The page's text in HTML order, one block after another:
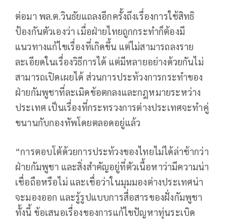
ต่อมา พล.ต.วินธัยแถลงอีกครั้งถึงเรื่องการใช้สิทธิ
ป้องกันตัวเองว่า เมื่อฝ่ายไทยถูกกระทำก็ต้องมี
แนวทางแก้ไขเรื่องที่เกิดขึ้น แต่ไม่สามารถลงราย
ละเอียดในเรื่องวิธีการได้ แต่มีหลายอย่างด้วยกันไม่
สามารถเปิดเผยได้ ส่วนการประท้วงการกระทำของ
ฝ่ายกัมพูชาที่ละเมิดข้อตกลงและกฎหมายระหว่าง
ประเทศ เป็นเรื่องที่กระทรวงการต่างประเทศจะทำคู่
ขนานกับกองทัพโดยตลอดอยู่แล้ว
“การตอบโต้ด้วยการประท้วงของไทยไม่ได้ล่าช้ากว่า
ฝ่ายกัมพูชา และสิ่งสำคัญอยู่ที่ตัวเนื้อหาว่ามีความน่า
เชื่อถือหรือไม่ และเชื่อว่าในมุมมองต่างประเทศน่า
จะมองออก และรู้รูปแบบการสื่อสารของฝั่งกัมพูชา
ทั้งนี้ ข้อเสนอเรื่องของการแก้ไขปัญหาทุ่นระเบิด